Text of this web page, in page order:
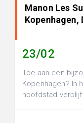
Manon Les
Kopenhagen,
23/02
Toe aan een
Kopenhagen? In
hoofdstad